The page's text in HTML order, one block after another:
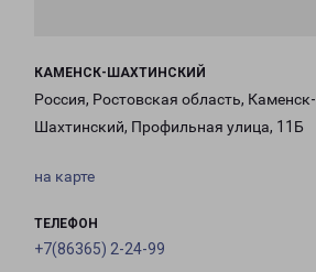
КАМЕНСК-ШАХТИНСКИЙ
Россия, Ростовская область, Каменск-
Шахтинский, Профильная улица, 11Б
на карте
ТЕЛЕФОН
+7(86365) 2-24-99